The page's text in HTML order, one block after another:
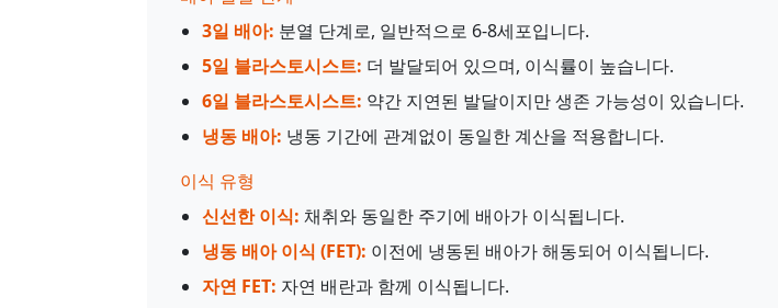
3일 배아: 분열 단계로, 일반적으로 6-8세포입니다.
5일 블라스토시스트: 더 발달되어 있으며, 이식률이 높습니다.
6일 블라스토시스트: 약간 지연된 발달이지만 생존 가능성이 있습니다.
냉동 배아: 냉동 기간에 관계없이 동일한 계산을 적용합니다.
이식 유형
신선한 이식: 채취와 동일한 주기에 배아가 이식됩니다.
냉동 배아 이식 (FET): 이전에 냉동된 배아가 해동되어 이식됩니다.
자연 FET: 자연 배란과 함께 이식됩니다.